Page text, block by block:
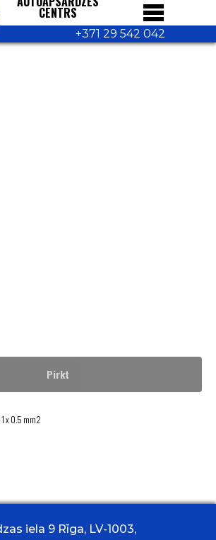
+371 29 542 042
CENTRS
Pirkt
1 x 0.5 mm2
iela 9 Rīga, LV-1003,